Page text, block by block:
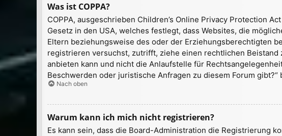
Was ist COPPA?
COPPA, ausgeschrieben Children’s Online Privacy Protection
Gesetz in den USA, welches festlegt, dass Websites, die
Eltern beziehungsweise des oder der Erziehungsberechtigten
registrieren versuchst, zutrifft, ziehe einen rechtlichen Beistand
anbieten kann und nicht die Anlaufstelle für
Beschwerden oder juristische Anfragen zu diesem Forum gibt?“
Nach oben
Warum kann ich mich nicht registrieren?
Es kann sein, dass die Board-Administration die Registrierung